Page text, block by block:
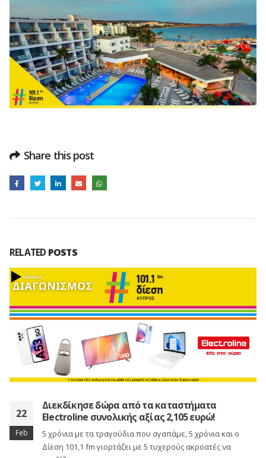
Share this post
RELATED POSTS
22
Feb
Διεκδίκησε δώρα από τα καταστήματα
Electroline συνολικής αξίας 2,105 ευρώ!
5 χρόνια με τα τραγούδια που αγαπάμε, 5 χρόνια και ο
Δίεση 101,1 fm γιορτάζει με 5 τυχερούς ακροατές να